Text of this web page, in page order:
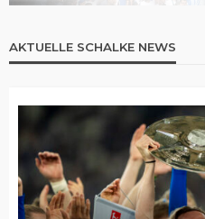
AKTUELLE SCHALKE NEWS